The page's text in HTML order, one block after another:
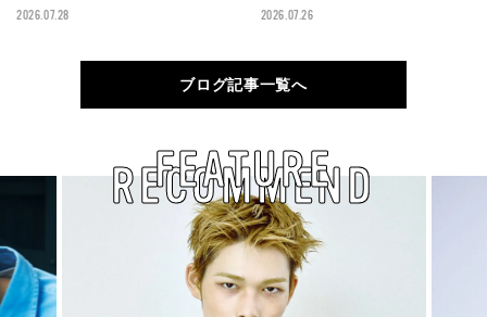
2026.07.28 2026.07.26
ブログ記事一覧へ
RECOMMEND
FEATURE